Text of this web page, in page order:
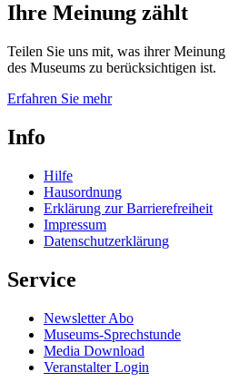
Ihre Meinung zählt
Teilen Sie uns mit, was ihrer
des Museums zu berücksichtigen ist.
Erfahren Sie mehr
Info
Hilfe
Hausordnung
Erklärung zur Barrierefreiheit
Impressum
Datenschutzerklärung
Service
Newsletter Abo
Museums-Sprechstunde
Media Download
Veranstalter Login